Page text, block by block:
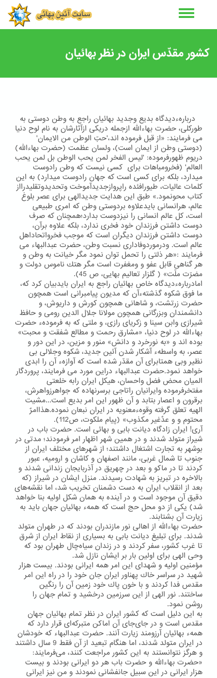
کشور مقدّس ایران در نظر بهائیان
دربارهءدیدگاه بدیع وجدید بهائیان راجع به وطن دوستی به
طوركلی، حضرت بهاءالله ازجمله دریكی ازآثارشان به نام لوح دنیا
می فرمایند: «از قبل فرموده اند،'حبّ الوطن من الایمان'
(دوستی وطن از ایمان است)، ولسان عظمت (حضرت بهاءالله)
دریوم ظهورفرموده: 'لیس الفخر لمن یحب الوطن بل لمن یحب
العالم' (فخرومباهات برای کسی نیست که وطن رادوست
میدارد، بلکه برای کسی است که جهان رادوست میدارد) به این
كلمات عالیات، طیورافئده راپروازجدیدآموخت وتحدیدوتقلیدرااز
كتاب محونمود.» طبق این هدایت جدیدالهی برای عصر بلوغ
عالم، هرانسانی بایدعلاوه بردوستی وطن كه امری طبیعی
است، كل عالم انسانی را نیزدوست بدارد؛همچنان كه صرف
دوست داشتن فرزندان خود فخری ندارد، بلكه علاوه برآن،
دوست داشتن فرزندان دیگران است كه موجب فخرواتحاداهل
عالم است. ودرموردوفاداری نسبت وطن، حضرت عبدالبهاء می
فرمایند :«هر ذلتی را تحمل توان نمود مگر خیانت به وطن و
هر گناهی قابل عفو و ومغفرت است مگر هتك ناموس دولت و
مضرّت ملّت» ( گلزار تعالیم بهایی، ص 45).
امادربارهءدیدگاه خاص بهائیان راجع به ایران بایدبیان كرد كه،
ما فوق شكوه گذشتهءآن كه مدیون پیامبرانی است همچون
حضرت زرتشت، و شاهانی همچون كورش و داریوش، و
دانشمندان وبزرگانی همچون مولانا جلال الدین رومی و حافظ
شیرازی وابن سینا و زكریای رازی، و ملتی كه به فرمودهء حضرت
بهاءالله در لوح دنیا، «مشارق رحمت و مطالع شفقت و محبت»
بوده اند و «به نورخرد و دانش» منور و مزین، در این دور و
عصر، به واسطهء آشكار شدن آئین جدید، شكوه وجلالی بی
نظیر وبی همتابرای آن مقدّر شده است كه آوازهء آن را ابدی
خواهد نمود.حضرت عبدالبهاء دراین مورد می فرمایند، پروردگار
المیان محض فضل واحسان، هیكل ایران رابه خلعتی
مفتخرفرموده وایرانیان راتاجی برسرنهاده كه جواهرزواهرش،
برقرون و اعصار بتابد و آن ظهور این امر بدیع است...مشیت
الهیه تعلق گرفته وقوهءمعنویه در ایران نبعان نموده.هذاامرٌ
محتوم و و عدٌغیر مكذوب» (پیام ملكوت، ص112).
آری! ایران زادگاه دیانت بابی و بهائی است. حضرت باب در
شیراز متولد شدند و در همین شهر اظهار امر فرمودند؛ مدتی در
بوشهر به تجارت اشتغال داشتند؛ از شهرهای مختلف ایران از
جنوب تا شمال غربی، مانند اصفهان و كاشان و ارومیه، عبور
كردند تا در ماكو و بعد در چهریق در آذربایجان زندانی شدند و
بالاخره در تبریز به شهادت رسیدند. منزل ایشان در شیراز (كه
بعد از انقلاب ایران به دست دشمنان تخریب شد، اما نقشه‌های
دقیق آن موجود است و در آینده به همان شكل اولیه بنا خواهد
شد) یكی از دو محل حج است كه همهء بهائیان جهان باید به
زیارت آن بشتابند.
حضرت بهاءالله از اهالی نور مازندران بودند كه در طهران متولد
شدند. برای تبلیغ دیانت بابی به بسیاری از نقاط ایران از شرق
تا غرب كشور، سفر كردند و در زندان سیاه‌چال طهران بود كه
وحی الهی برای اولین بار بر ایشان نازل شد.
مؤمنین اولیه و شهدای این امر همه ایرانی بودند. بیست هزار
شهید در سراسر خاك پهناور ایران جان خود را در راه این امر
مقدس فدا كردند و با خون پاك خود زمین آن را رنگین
ساختند. نور الهی از این سرزمین درخشید و تمام جهان را
روشن نمود.
به این دلیل است كه كشور ایران در نظر تمام بهائیان جهان
مقدس است و در جای‌جای آن اماكن متبركه‌ای قرار دارد كه
همهء بهائیان آرزومند زیارت آنند. حضرت عبدالبهاء كه خودشان
در ایران متولد شدند، اما هنگام تبعید از آن فقط 9 سال داشتند
و هرگز نتوانستند به این كشور مراجعت كنند، می‌فرمایند:
«حضرت بهاءالله و حضرت باب هر دو ایرانی بودند و بیست
هزار ایرانی در این سبیل جانفشانی نمودند و من نیز ایرانی